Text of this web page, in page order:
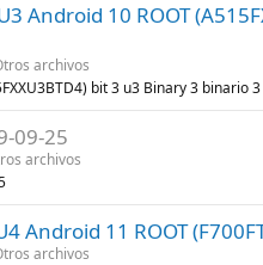
Android 10 ROOT
archivos
bit 3 u3 Binary 3 binario
09-25
archivos
Android 11 ROOT
archivos